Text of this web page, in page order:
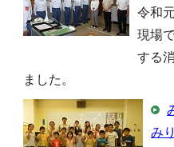
令和
現場
する
ました。
み